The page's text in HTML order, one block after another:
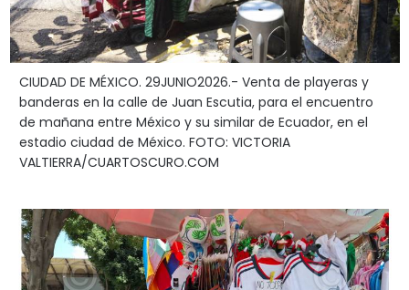
CIUDAD DE MÉXICO. 29JUNIO2026.- Venta de playeras y
banderas en la calle de Juan Escutia, para el encuentro
de mañana entre México y su similar de Ecuador, en el
estadio ciudad de México. FOTO: VICTORIA
VALTIERRA/CUARTOSCURO.COM